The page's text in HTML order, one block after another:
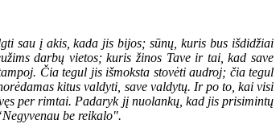
sau į akis, kada jis bijos; sūnų, kuris bus išdidžiai
darbų vietos; kuris žinos Tave ir tai, kad save
Čia tegul jis išmoksta stovėti audroj; čia tegul
kitus valdyti, save valdytų. Ir po to, kai visi
per rimtai. Padaryk jį nuolankų, kad jis prisimintų
be reikalo".